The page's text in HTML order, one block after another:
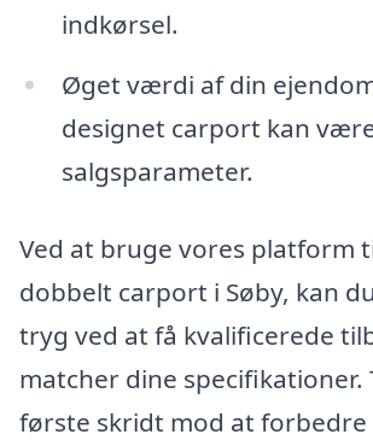
indkørsel.
Øget værdi af din
designet carport kan
salgsparameter.
Ved at bruge vores platform
dobbelt carport i Søby, kan
tryg ved at få kvalificerede
matcher dine specifikationer.
første skridt mod at forbedre